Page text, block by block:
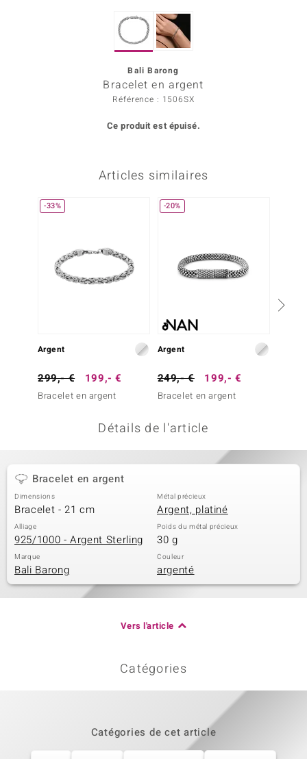
Collection
Bali Barong
Bracelet en argent
Référence : 1506SX
Ce produit est épuisé.
Articles similaires
-33%
Argent
299,- € 199,- €
Bracelet en argent
-20%
Argent
249,- € 199,- €
Bracelet en argent
Détails de l'article
Bracelet en argent
Dimensions
Bracelet - 21 cm
Métal précieux
Argent, platiné
Alliage
925/1000 - Argent Sterling
Poids du métal précieux
30 g
Marque
Bali Barong
Couleur
argenté
Vers l'article
Catégories
Catégories de cet article